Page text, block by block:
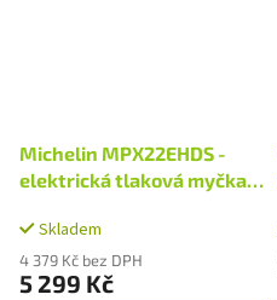
Michelin MPX22EHDS -
elektrická tlaková myčka
Skladem
4 379 Kč bez DPH
5 299 Kč